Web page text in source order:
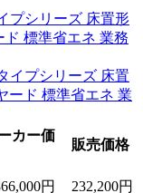
プシリーズ 床置形
ド 標準省エネ 業務
カー価
販売価格
円 232,200円